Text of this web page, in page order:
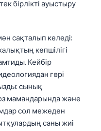
бірлікті ауыстыру
сақталып келеді:
көпшілігі
Кейбір
гөрі
сынық
мамандарында және
сол межеден
саны жиі